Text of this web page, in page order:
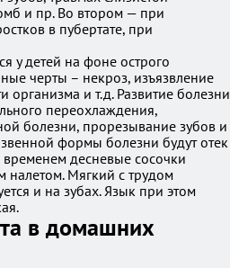
и пр. Во втором — при
в пубертате, при
у детей на фоне острого
черты – некроз, изъязвление
организма и т.д. Развитие болезни
переохлаждения,
болезни, прорезывание зубов и
формы болезни будут отек
временем десневые сосочки
Мягкий с трудом
и на зубах. Язык при этом
в домашних